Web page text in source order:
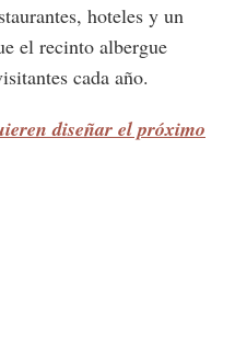
hoteles y un
el recinto albergue
cada año.
diseñar el próximo